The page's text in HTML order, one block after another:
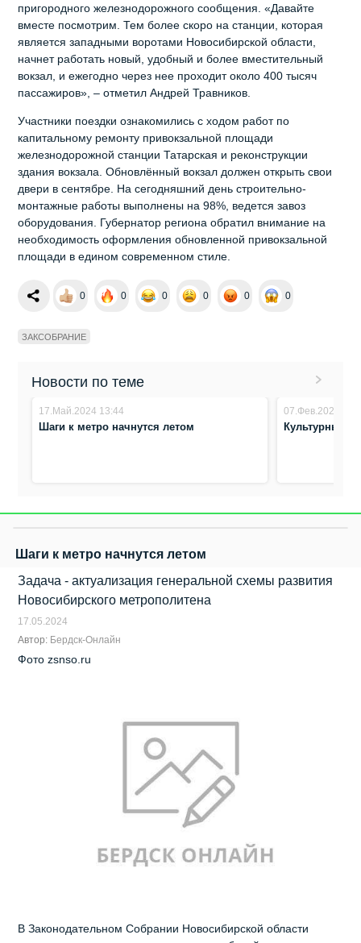
пригородного железнодорожного сообщения. «Давайте
вместе посмотрим. Тем более скоро на станции, которая
является западными воротами Новосибирской области,
начнет работать новый, удобный и более вместительный
вокзал, и ежегодно через нее проходит около 400 тысяч
пассажиров», – отметил Андрей Травников.
Участники поездки ознакомились с ходом работ по
капитальному ремонту привокзальной площади
железнодорожной станции Татарская и реконструкции
здания вокзала. Обновлённый вокзал должен открыть свои
двери в сентябре. На сегодняшний день строительно-
монтажные работы выполнены на 98%, ведется завоз
оборудования. Губернатор региона обратил внимание на
необходимость оформления обновленной привокзальной
площади в едином современном стиле.
0 0 0 0 0 0
ЗАКСОБРАНИЕ
Новости по теме
17.Май.2024 13:44
Шаги к метро начнутся летом
07.Фев.2024
Культурный
Шаги к метро начнутся летом
Задача - актуализация генеральной схемы развития
Новосибирского метрополитена
17.05.2024
Автор: Бердск-Онлайн
Фото zsnso.ru
В Законодательном Собрании Новосибирской области